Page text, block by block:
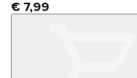
€ 7,99